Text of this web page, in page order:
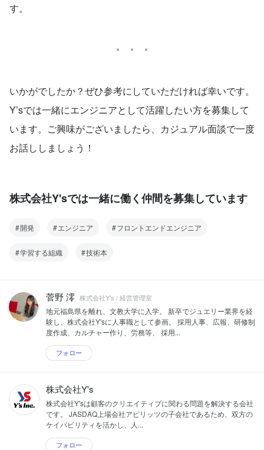
す。
いかがでしたか？ぜひ参考にしていただければ幸いです。
Y’sでは一緒にエンジニアとして活躍したい方を募集して
います。ご興味がございましたら、カジュアル面談で一度
お話ししましょう！
株式会社Y'sでは一緒に働く仲間を募集しています
開発 エンジニア フロントエンドエンジニア
学習する組織 技術本
菅野 澪 株式会社Y's / 経営管理室
地元福島県を離れ、文教大学に入学。 新卒でジュエリー業界を経
験し、株式会社Y'sに人事職として参画。 採用人事、広報、研修制
度作成、カルチャー作り、労務等、 採用...
フォロー
株式会社Y's
株式会社Y'sは顧客のクリエイティブに関わる問題を解決する会社
です。 JASDAQ上場会社アピリッツの子会社であるため、双方の
ケイパビリティを活かし、人...
フォロー